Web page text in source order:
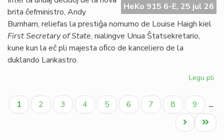
HeKo 915 6-E, 25 jul 26
brita ĉefministro, Andy
Burnham, reliefas la prestiĝa nomumo de Louise Haigh kiel
First Secretary of State, nialingve Unua Ŝtatsekretario,
kune kun la eĉ pli majesta oﬁco de kanceliero de la
duklando Lankastro.
Legu pli
Pagination
Aktuala
paĝo
1 Paĝo
2 Paĝo
3 Paĝo
4 Paĝo
5 Paĝo
6 Paĝo
7 Paĝo
8 Paĝo
9 …
Last
page
Next
page